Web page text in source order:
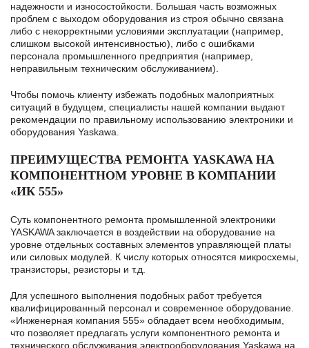
надежности и износостойкости. Большая часть возможных
проблем с выходом оборудования из строя обычно связана
либо с некорректными условиями эксплуатации (например,
слишком высокой интенсивностью), либо с ошибками
персонала промышленного предприятия (например,
неправильным техническим обслуживанием).
Чтобы помочь клиенту избежать подобных малоприятных
ситуаций в будущем, специалисты нашей компании выдают
рекомендации по правильному использованию электроники и
оборудования Yaskawa.
ПРЕИМУЩЕСТВА РЕМОНТА YASKAWA НА
КОМПОНЕНТНОМ УРОВНЕ В КОМПАНИИ
«ИК 555»
Суть компонентного ремонта промышленной электроники
YASKAWA заключается в воздействии на оборудование на
уровне отдельных составных элементов управляющей платы
или силовых модулей. К числу которых относятся микросхемы,
транзисторы, резисторы и т.д.
Для успешного выполнения подобных работ требуется
квалифицированный персонал и современное оборудование.
«Инженерная компания 555» обладает всем необходимым,
что позволяет предлагать услуги компонентного ремонта и
технического обслуживания электрооборудования Yaskawa на